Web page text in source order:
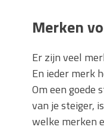
Merken
Er zijn veel
En ieder merk
Om een goede
van je steiger,
welke merken